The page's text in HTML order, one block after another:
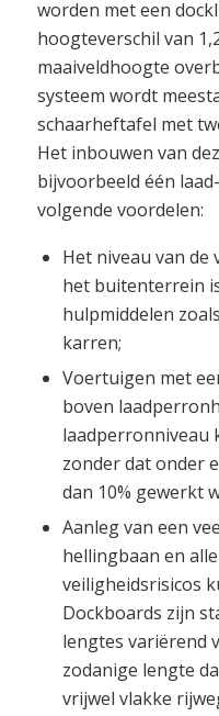
worden met een
hoogteverschil van
maaiveldhoogte
systeem wordt
schaarheftafel met
Het inbouwen van
bijvoorbeeld één
volgende voordelen:
Het niveau van
het buitenterrein
hulpmiddelen
karren;
Voertuigen met
boven
laadperronniveau
zonder dat onder
dan 10% gewerkt
Aanleg van een
hellingbaan en
veiligheidsrisicos
Dockboards zijn
lengtes variërend
zodanige lengte
vrijwel vlakke